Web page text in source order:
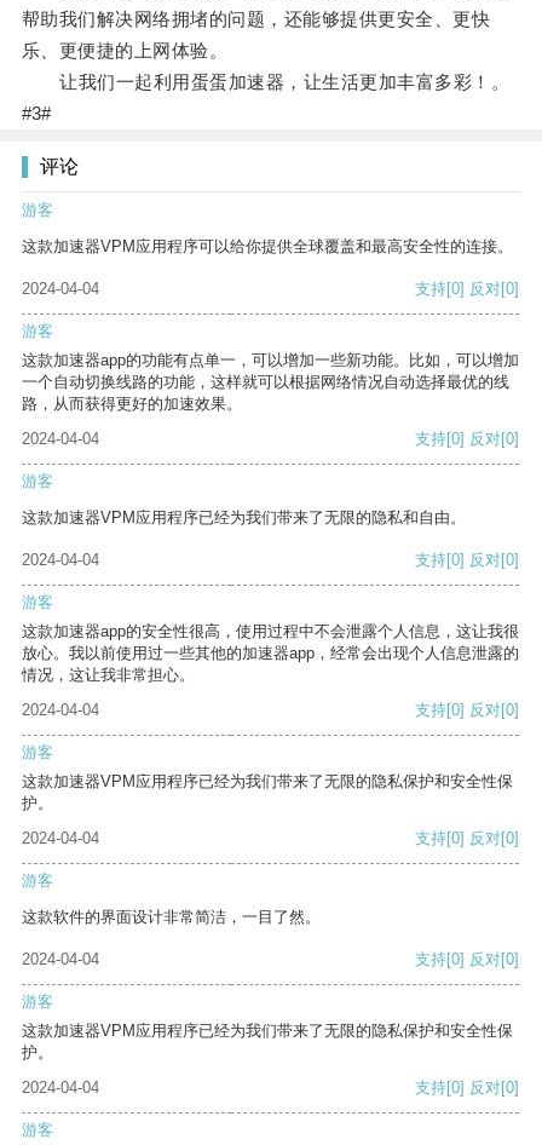
帮助我们解决网络拥堵的问题，还能够提供更安全、更快
乐、更便捷的上网体验。
让我们一起利用蛋蛋加速器，让生活更加丰富多彩！。
#3#
评论
游客
这款加速器VPM应用程序可以给你提供全球覆盖和最高安全性的连接。
2024-04-04 支持[0] 反对[0]
游客
这款加速器app的功能有点单一，可以增加一些新功能。比如，可以增加
一个自动切换线路的功能，这样就可以根据网络情况自动选择最优的线
路，从而获得更好的加速效果。
2024-04-04
支持[0] 反对[0]
游客
这款加速器VPM应用程序已经为我们带来了无限的隐私和自由。
2024-04-04 支持[0] 反对[0]
游客
这款加速器app的安全性很高，使用过程中不会泄露个人信息，这让我很
放心。我以前使用过一些其他的加速器app，经常会出现个人信息泄露的
情况，这让我非常担心。
2024-04-04
支持[0] 反对[0]
游客
这款加速器VPM应用程序已经为我们带来了无限的隐私保护和安全性保
护。
2024-04-04
支持[0] 反对[0]
游客
这款软件的界面设计非常简洁，一目了然。
2024-04-04 支持[0] 反对[0]
游客
这款加速器VPM应用程序已经为我们带来了无限的隐私保护和安全性保
护。
2024-04-04
支持[0] 反对[0]
游客